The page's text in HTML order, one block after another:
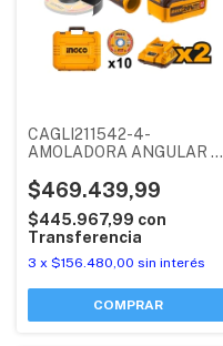
CAGLI211542-4-
AMOLADORA ANGULAR 4
(P20S) 20V GATILLO DE
SEGURIDAD SIN
CARBONES + 2 BATERIAS
4AH + CARGADOR 2AH
INDUSTRIAL INGCO
$469.439,99
$445.967,99 con
Transferencia
3 x $156.480,00 sin interés